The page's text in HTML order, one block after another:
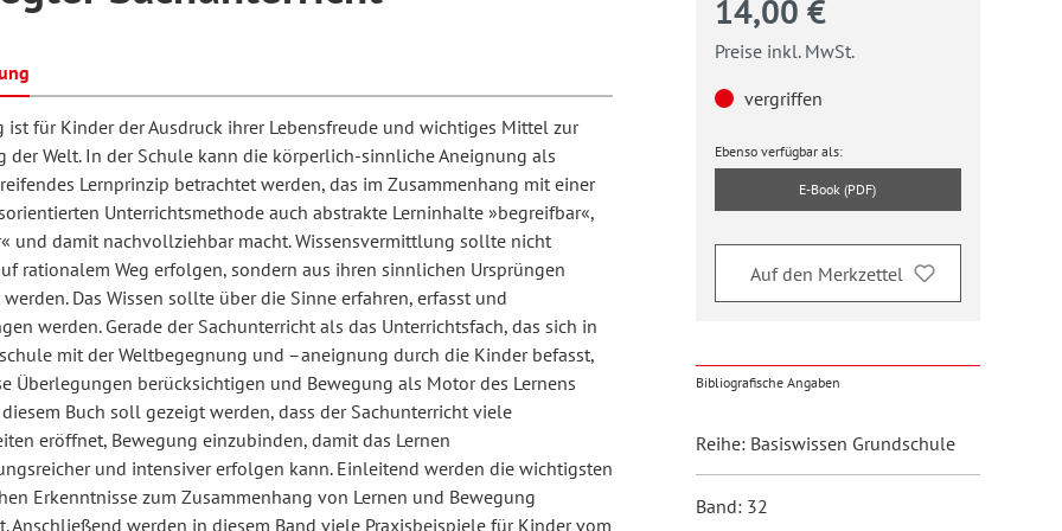
Schule und Unterricht
Arbeit
und Unterrichtsforschung
und
Erwachsenenbildung
Forum
für
ist für Kinder der Ausdruck ihrer Lebensfreude und wichtiges Mittel zur
der Welt. In der Schule kann die körperlich-sinnliche Aneignung als
Lernprinzip betrachtet werden, das im Zusammenhang mit einer
Unterrichtsmethode auch abstrakte Lerninhalte »begreifbar«,
und damit nachvollziehbar macht. Wissensvermittlung sollte nicht
rationalem Weg erfolgen, sondern aus ihren sinnlichen Ursprüngen
Das Wissen sollte über die Sinne erfahren, erfasst und
werden. Gerade der Sachunterricht als das Unterrichtsfach, das sich in
mit der Weltbegegnung und –aneignung durch die Kinder befasst,
Überlegungen berücksichtigen und Bewegung als Motor des Lernens
Buch soll gezeigt werden, dass der Sachunterricht viele
eröffnet, Bewegung einzubinden, damit das Lernen
und intensiver erfolgen kann. Einleitend werden die wichtigsten
Erkenntnisse zum Zusammenhang von Lernen und Bewegung
Anschließend werden in diesem Band viele Praxisbeispiele für Kinder vom
14,00 €
Preise inkl. MwSt.
vergriffen
Ebenso verfügbar als:
E-Book (PDF)
Auf den Merkzettel
Bibliografische Angaben
Reihe: Basiswissen Grundschule
Band: 32